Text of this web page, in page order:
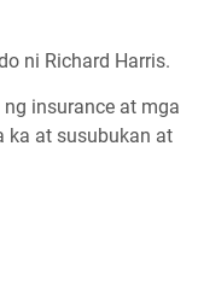
ni Richard Harris.
insurance at mga
ka at susubukan at